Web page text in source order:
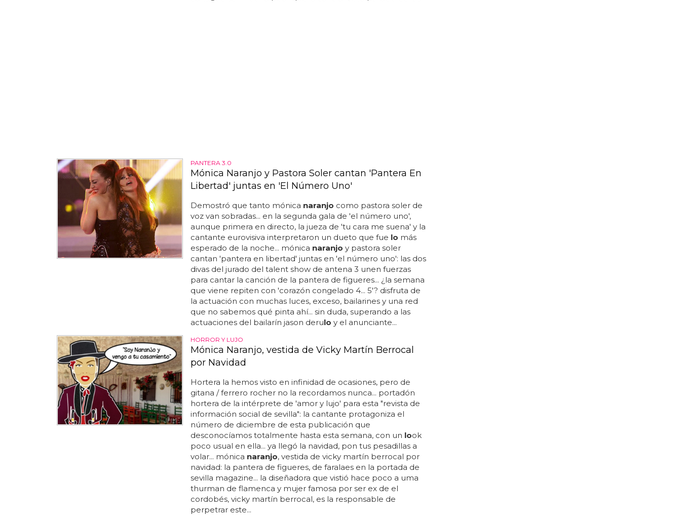
PANTERA 3.0
Mónica Naranjo y Pastora Soler cantan 'Pantera En
Libertad' juntas en 'El Número Uno'
Demostró que tanto mónica naranjo como pastora soler de
voz van sobradas... en la segunda gala de 'el número uno',
aunque primera en directo, la jueza de 'tu cara me suena' y la
cantante eurovisiva interpretaron un dueto que fue lo más
esperado de la noche... mónica naranjo y pastora soler
cantan 'pantera en libertad' juntas en 'el número uno': las dos
divas del jurado del talent show de antena 3 unen fuerzas
para cantar la canción de la pantera de figueres... ¿la semana
que viene repiten con 'corazón congelado 4... 5'? disfruta de
la actuación con muchas luces, exceso, bailarines y una red
que no sabemos qué pinta ahí... sin duda, superando a las
actuaciones del bailarín jason derulo y el anunciante...
HORROR Y LUJO
Mónica Naranjo, vestida de Vicky Martín Berrocal
por Navidad
Hortera la hemos visto en infinidad de ocasiones, pero de
gitana / ferrero rocher no la recordamos nunca... portadón
hortera de la intérprete de 'amor y lujo' para esta "revista de
información social de sevilla": la cantante protagoniza el
número de diciembre de esta publicación que
desconocíamos totalmente hasta esta semana, con un look
poco usual en ella... ya llegó la navidad, pon tus pesadillas a
volar... mónica naranjo, vestida de vicky martín berrocal por
navidad: la pantera de figueres, de faralaes en la portada de
sevilla magazine... la diseñadora que vistió hace poco a uma
thurman de flamenca y mujer famosa por ser ex de el
cordobés, vicky martín berrocal, es la responsable de
perpetrar este...